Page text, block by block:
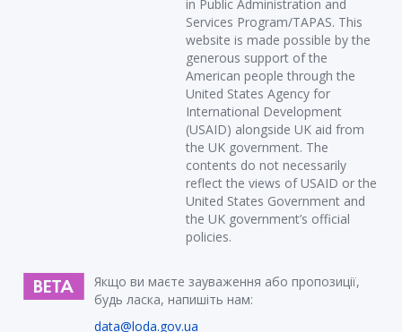
in Public Administration and
Services Program/TAPAS. This
website is made possible by the
generous support of the
American people through the
United States Agency for
International Development
(USAID) alongside UK aid from
the UK government. The
contents do not necessarily
reflect the views of USAID or the
United States Government and
the UK government’s official
policies.
Якщо ви маєте зауваження або пропозиції,
будь ласка, напишіть нам:
data@loda.gov.ua